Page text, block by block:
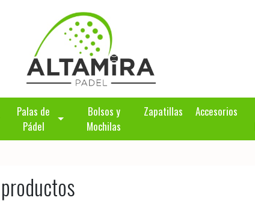
Palas de
Pádel
Bolsos y
Mochilas
Zapatillas Accesorios